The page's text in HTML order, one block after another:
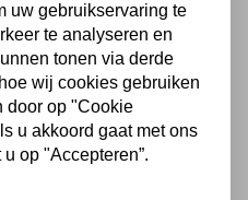
interieur. De
is ruim, zowel voor als
en een redelijk
De kofferruimte is
is ook een extra
uw gebruikservaring te
te analyseren en
tonen via derde
wij cookies gebruiken
door op "Cookie
u akkoord gaat met ons
op "Accepteren”.